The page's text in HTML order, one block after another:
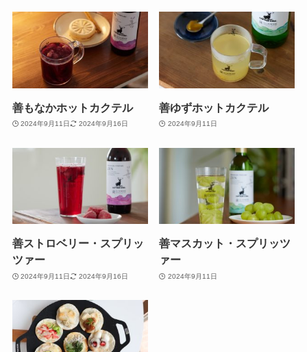
善もなかホットカクテル
2024年9月11日 2024年9月16日
善ゆずホットカクテル
2024年9月11日
善ストロベリー・スプリッ
ツァー
2024年9月11日 2024年9月16日
善マスカット・スプリッツ
ァー
2024年9月11日